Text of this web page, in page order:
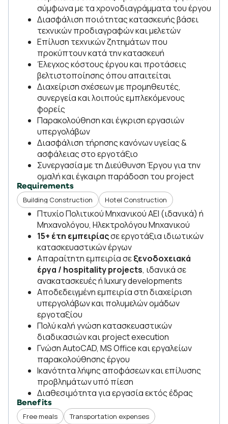
σύμφωνα με τα χρονοδιαγράμματα του έργου
Διασφάλιση ποιότητας κατασκευής βάσει
τεχνικών προδιαγραφών και μελετών
Επίλυση τεχνικών ζητημάτων που
προκύπτουν κατά την κατασκευή
Έλεγχος κόστους έργου και προτάσεις
βελτιστοποίησης όπου απαιτείται
Διαχείριση σχέσεων με προμηθευτές,
συνεργεία και λοιπούς εμπλεκόμενους
φορείς
Παρακολούθηση και έγκριση εργασιών
υπεργολάβων
Διασφάλιση τήρησης κανόνων υγείας &
ασφάλειας στο εργοτάξιο
Συνεργασία με τη Διεύθυνση Έργου για την
ομαλή και έγκαιρη παράδοση του project
Requirements
Building Construction Hotel Construction
Πτυχίο Πολιτικού Μηχανικού ΑΕΙ (ιδανικά) ή
Μηχανολόγου, Ηλεκτρολόγου Μηχανικού
15+ έτη εμπειρίαςσε εργοτάξια ιδιωτικών
κατασκευαστικών έργων
Απαραίτητη εμπειρία σεξενοδοχειακά
έργα / hospitality projects, ιδανικά σε
ανακατασκευές ή luxury developments
Αποδεδειγμένη εμπειρία στη διαχείριση
υπεργολάβων και πολυμελών ομάδων
εργοταξίου
Πολύ καλή γνώση κατασκευαστικών
διαδικασιών και project execution
Γνώση AutoCAD, MS Office και εργαλείων
παρακολούθησης έργου
Ικανότητα λήψης αποφάσεων και επίλυσης
προβλημάτων υπό πίεση
Διαθεσιμότητα για εργασία εκτός έδρας
Benefits
Free meals Transportation expenses